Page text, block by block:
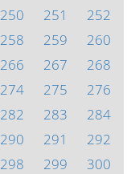
250 251
252
258 259
260
266 267
268
274 275
276
282 283
284
290 291
292
298 299
300